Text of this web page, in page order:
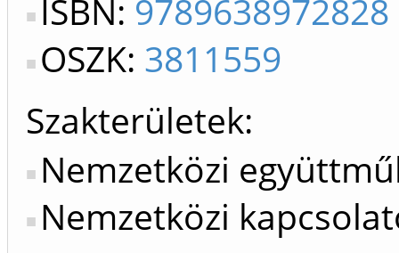
ISBN: 9789638972828
OSZK: 3811559
Szakterületek:
Nemzetközi
Nemzetközi